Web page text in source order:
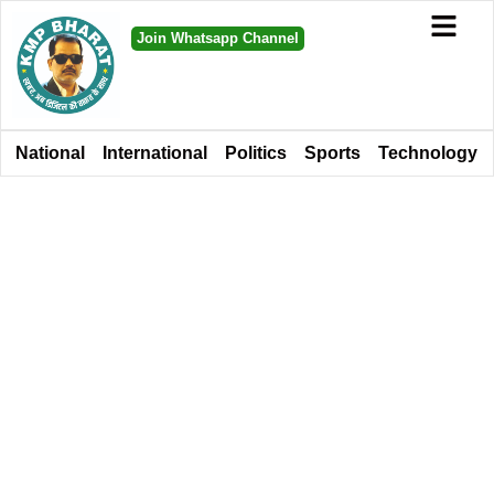
Join Whatsapp Channel
National International Politics Sports Technology